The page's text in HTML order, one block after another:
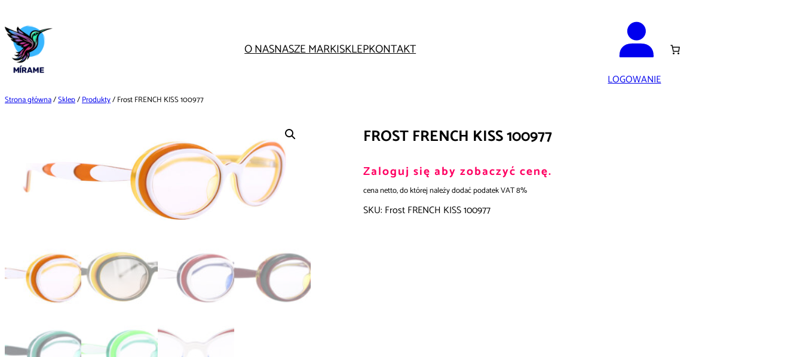
do
treści
O NASNASZE MARKISKLEPKONTAKT
LOGOWANIE
Strona główna/Sklep/Produkty/ Frost FRENCH KISS 100977
FROST FRENCH KISS 100977
Zaloguj się aby zobaczyć cenę.
cena netto, do której należy dodać podatek VAT 8%
SKU: Frost FRENCH KISS 100977